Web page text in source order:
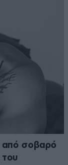
από σοβαρό